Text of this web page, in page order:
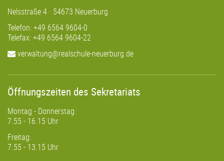
Nelsstraße 4 · 54673 Neuerburg
Telefon: +49 6564 9604-0
Telefax: +49 6564 9604-22
verwaltung@realschule-neuerburg.de
Öffnungszeiten des Sekretariats
Montag - Donnerstag:
7.55 - 16.15 Uhr
Freitag:
7.55 - 13.15 Uhr